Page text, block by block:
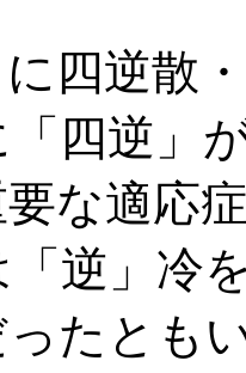
四逆散
四逆」
要な適応
逆」冷
たとも